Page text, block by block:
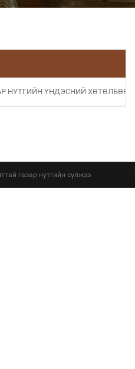
НУТГИЙН ҮНДЭСНИЙ ХӨТӨЛБӨР
газар нутгийн сүлжээ